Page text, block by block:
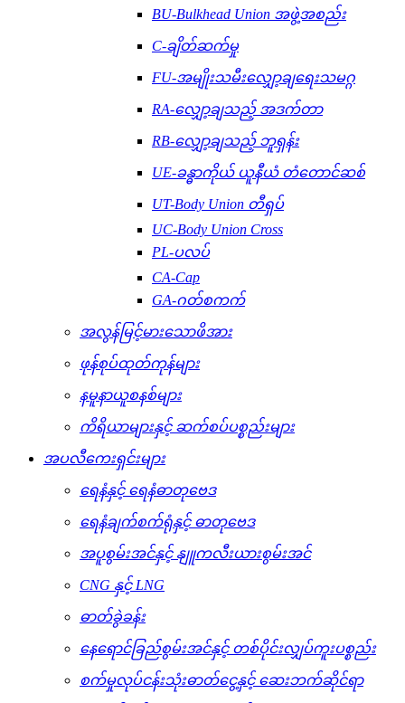
BU-Bulkhead Union အဖွဲ့အစည်း
C-ချိတ်ဆက်မှု
FU-အမျိုးသမီးလျှော့ချရေးသမဂ္ဂ
RA-လျှော့ချသည့် အဒက်တာ
RB-လျှော့ချသည့် ဘူရှန်း
UE-ခန္ဓာကိုယ် ယူနီယံ တံတောင်ဆစ်
UT-Body Union တီရှပ်
UC-Body Union Cross
PL-ပလပ်
CA-Cap
GA-ဂတ်စကက်
အလွန်မြင့်မားသောဖိအား
ဖုန်စုပ်ထုတ်ကုန်များ
နမူနာယူစနစ်များ
ကိရိယာများနှင့် ဆက်စပ်ပစ္စည်းများ
အပလီကေးရှင်းများ
ရေနံနှင့် ရေနံဓာတုဗေဒ
ရေနံချက်စက်ရုံနှင့် ဓာတုဗေဒ
အပူစွမ်းအင်နှင့် နျူကလီးယားစွမ်းအင်
CNG နှင့် LNG
ဓာတ်ခွဲခန်း
နေရောင်ခြည်စွမ်းအင်နှင့် တစ်ပိုင်းလျှပ်ကူးပစ္စည်း
စက်မှုလုပ်ငန်းသုံးဓာတ်ငွေ့နှင့် ဆေးဘက်ဆိုင်ရာ